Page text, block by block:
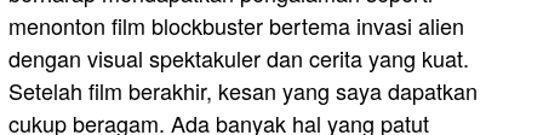
menonton film blockbuster bertema invasi alien
dengan visual spektakuler dan cerita yang kuat.
Setelah film berakhir, kesan yang saya dapatkan
cukup beragam. Ada banyak hal yang patut